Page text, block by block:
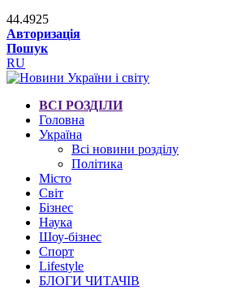
44.4925
Авторизація
Пошук
RU
ВСІ РОЗДІЛИ
Головна
Україна
Всі новини розділу
Політика
Місто
Світ
Бізнес
Наука
Шоу-бізнес
Спорт
Lifestyle
БЛОГИ ЧИТАЧІВ